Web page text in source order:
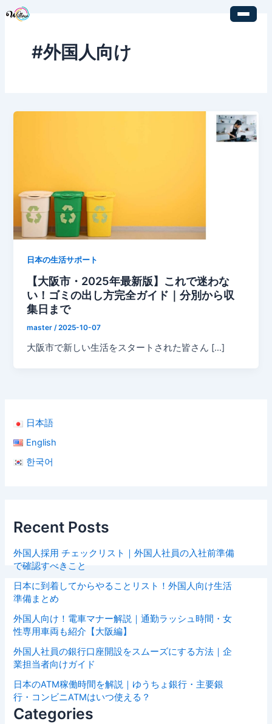
日本語
English
한국어
Recent Posts
外国人採用 チェックリスト｜外国人社員の入社前準備
で確認すべきこと
日本に到着してからやることリスト！外国人向け生活
準備まとめ
外国人向け！電車マナー解説｜通勤ラッシュ時間・女
性専用車両も紹介【大阪編】
外国人社員の銀行口座開設をスムーズにする方法｜企
業担当者向けガイド
日本のATM稼働時間を解説｜ゆうちょ銀行・主要銀
行・コンビニATMはいつ使える？
Categories
#外国人向け
日本の生活サポート
【大阪市・2025年最新版】これで迷わな
い！ゴミの出し方完全ガイド｜分別から収
集日まで
master/2025-10-07
大阪市で新しい生活をスタートされた皆さん […]